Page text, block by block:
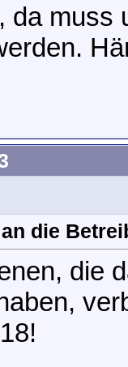
da muss
die
die